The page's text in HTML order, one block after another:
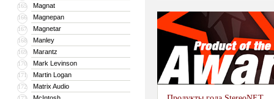
165 Magnat
166 Magnepan
167 Magnetar
168 Manley
169 Marantz
170 Mark Levinson
171 Martin Logan
172 Matrix Audio